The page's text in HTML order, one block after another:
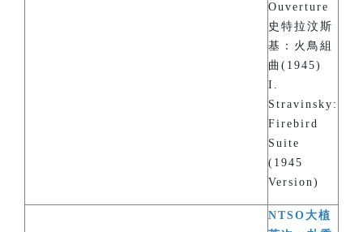
Ouverture
史特拉汶斯
基：火鳥組
曲(1945)
I.
Stravinsky:
Firebird
Suite
(1945
Version)
NTSO大植